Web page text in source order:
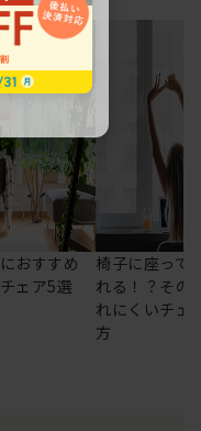
おすすめ
ェア5選
椅子に座って
れる！？その
れにくいチェ
方